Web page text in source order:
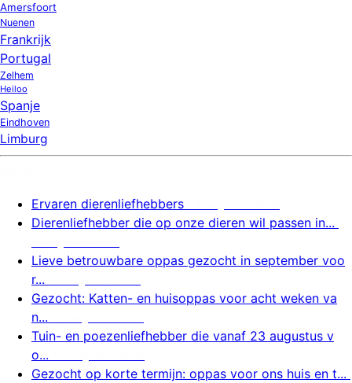
Amersfoort
Nuenen
Frankrijk
Portugal
Zelhem
Heiloo
Spanje
Eindhoven
Limburg
Ervaren dierenliefhebbers
Dierenliefhebber die op onze dieren wil passen in...
Lieve betrouwbare oppas gezocht in september voo
r...
Gezocht: Katten- en huisoppas voor acht weken va
n...
Tuin- en poezenliefhebber die vanaf 23 augustus v
o...
Gezocht op korte termijn: oppas voor ons huis en t...